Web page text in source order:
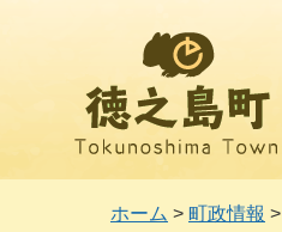
ホーム > 町政情報 >